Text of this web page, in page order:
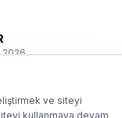
2026
ve siteyi
kullanmaya devam